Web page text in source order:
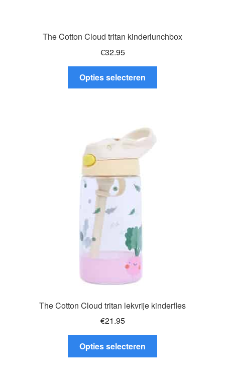
The Cotton Cloud tritan kinderlunchbox
€32.95
Opties selecteren
The Cotton Cloud tritan lekvrije kinderfles
€21.95
Opties selecteren